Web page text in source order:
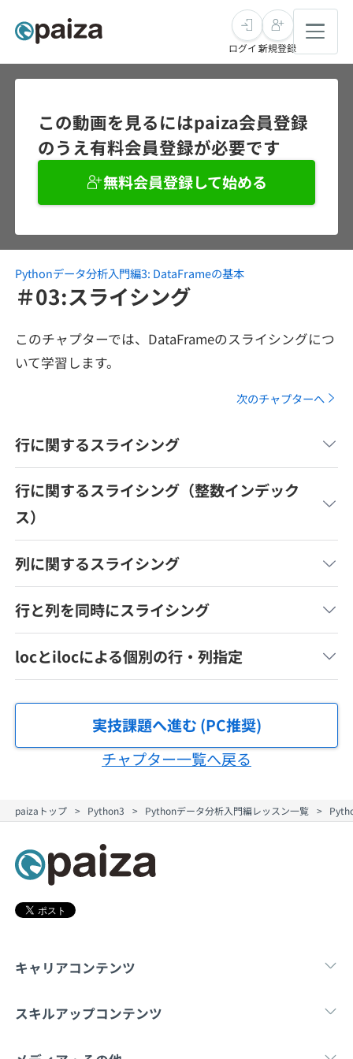
求人検索
インタビュー
転職成功ガイド
転職エージェント
未経験転職
インタビュー
転職成功ガイド
本選考
就活成功ガイド
学習
講座一覧
4択課題
プラン
個人向けプラン
法人向けプラン
学校向けプラン
契約内容・クーポン
スキルチェック
SQL
メディア
paiza times
note
ログイン新規登録
この動画を見るにはpaiza会員登録
のうえ有料会員登録が必要です
無料会員登録して始める
Pythonデータ分析入門編3: DataFrameの基本
＃03:スライシング
このチャプターでは、DataFrameのスライシングにつ
いて学習します。
次のチャプターへ
行に関するスライシング
行に関するスライシング（整数インデック
ス）
列に関するスライシング
行と列を同時にスライシング
locとilocによる個別の行・列指定
実技課題へ進む (PC推奨)
チャプター一覧へ戻る
paizaトップ Python3 Pythonデータ分析入門編レッスン一覧
キャリアコンテンツ
転職・キャリア 新卒就
スキルアップコンテンツ